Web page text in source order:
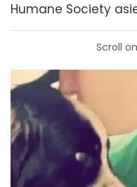
Humane Society
Scroll